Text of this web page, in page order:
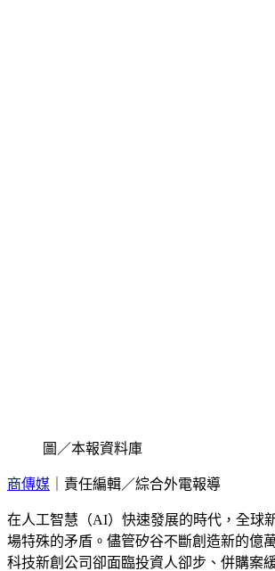
圖／本報資料庫
商傳媒 ｜責任編輯／綜合外電報導
在人工智慧（AI）快速發展的時代，全球
場特殊的矛盾。儘管矽谷不斷創造新的億
科技新創公司卻面臨投資人卻步、併購案